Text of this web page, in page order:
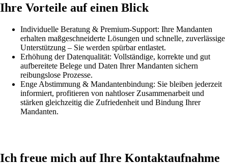
Ihre Vorteile auf einen Blick
Individuelle Beratung & Premium-Support: Ihre Mandanten
erhalten maßgeschneiderte Lösungen und schnelle, zuverlässige
Unterstützung – Sie werden spürbar entlastet.
Erhöhung der Datenqualität: Vollständige, korrekte und gut
aufbereitete Belege und Daten Ihrer Mandanten sichern
reibungslose Prozesse.
Enge Abstimmung & Mandantenbindung: Sie bleiben jederzeit
informiert, profitieren von nahtloser Zusammenarbeit und
stärken gleichzeitig die Zufriedenheit und Bindung Ihrer
Mandanten.
Ich freue mich auf Ihre Kontaktaufnahme